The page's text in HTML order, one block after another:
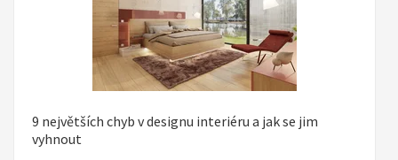
9 největších chyb v designu interiéru a jak se jim
vyhnout